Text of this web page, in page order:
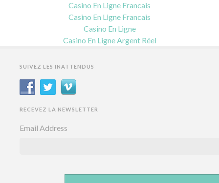
Casino En Ligne Francais
Casino En Ligne Francais
Casino En Ligne
Casino En Ligne Argent Réel
SUIVEZ LES INATTENDUS
RECEVEZ LA NEWSLETTER
Email Address